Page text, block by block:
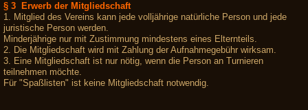
§ 3 Erwerb der Mitgliedschaft
1. Mitglied des Vereins kann jede volljährige natürliche Person und jede
juristische Person werden.
Minderjährige nur mit Zustimmung mindestens eines Elternteils.
2. Die Mitgliedschaft wird mit Zahlung der Aufnahmegebühr wirksam.
3. Eine Mitgliedschaft ist nur nötig, wenn die Person an Turnieren
teilnehmen möchte.
Für "Spaßlisten" ist keine Mitgliedschaft notwendig.